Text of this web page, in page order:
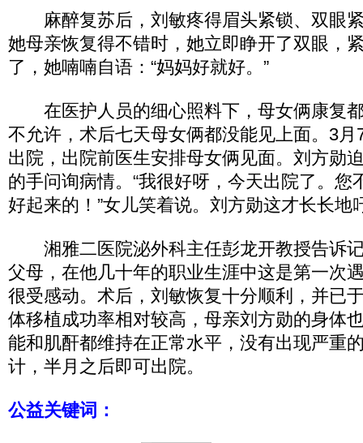
麻醉复苏后，刘敏疼得眉头紧锁、双眼
她母亲恢复得不错时，她立即睁开了双眼，
了，她喃喃自语：“妈妈好就好。”
在医护人员的细心照料下，母女俩康复
不允许，术后七天母女俩都没能见上面。3
出院，出院前医生安排母女俩见面。刘方勋
的手问询病情。“我很好呀，今天出院了。您
好起来的！”女儿笑着说。刘方勋这才长长地
湘雅二医院泌外科主任彭龙开教授告诉
父母，在他几十年的职业生涯中这是第一次
很受感动。术后，刘敏恢复十分顺利，并已
体移植成功率相对较高，母亲刘方勋的身体
能和肌酐都维持在正常水平，没有出现严重
计，半月之后即可出院。
公益关键词：